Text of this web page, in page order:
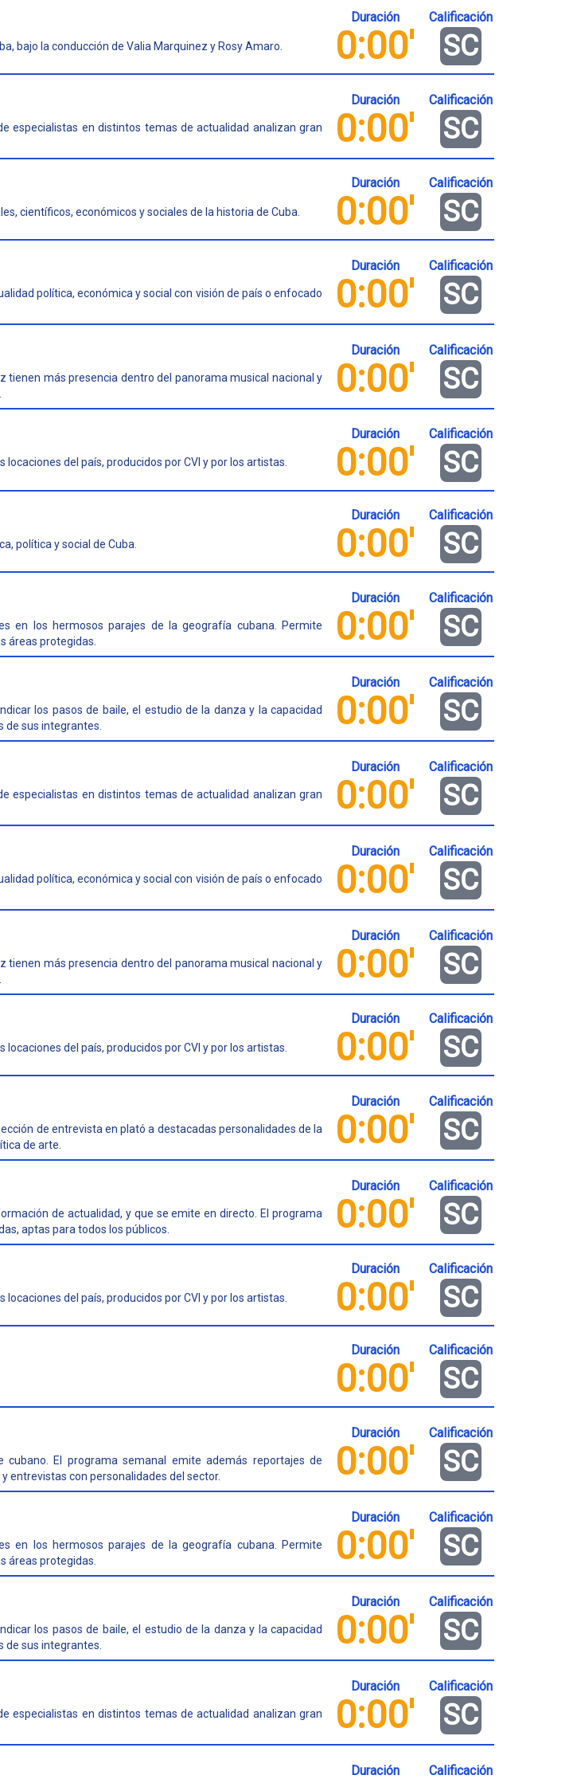
bajo la conducción de Valia Marquinez y Rosy Amaro.
Duración
0:00'
Calificación
SC
especialistas en distintos temas de actualidad analizan gran
Duración
0:00'
Calificación
SC
científicos, económicos y sociales de la historia de Cuba.
Duración
0:00'
Calificación
SC
política, económica y social con visión de país o enfocado
Duración
0:00'
Calificación
SC
tienen más presencia dentro del panorama musical nacional y
Duración
0:00'
Calificación
SC
del país, producidos por CVI y por los artistas.
Duración
0:00'
Calificación
SC
política y social de Cuba.
Duración
0:00'
Calificación
SC
en los hermosos parajes de la geografía cubana. Permite
áreas protegidas.
Duración
0:00'
Calificación
SC
los pasos de baile, el estudio de la danza y la capacidad
de sus integrantes.
Duración
0:00'
Calificación
SC
especialistas en distintos temas de actualidad analizan gran
Duración
0:00'
Calificación
SC
política, económica y social con visión de país o enfocado
Duración
0:00'
Calificación
SC
tienen más presencia dentro del panorama musical nacional y
Duración
0:00'
Calificación
SC
del país, producidos por CVI y por los artistas.
Duración
0:00'
Calificación
SC
de entrevista en plató a destacadas personalidades de la
de arte.
Duración
0:00'
Calificación
SC
de actualidad, y que se emite en directo. El programa
aptas para todos los públicos.
Duración
0:00'
Calificación
SC
del país, producidos por CVI y por los artistas.
Duración
0:00'
Calificación
SC
Duración
0:00'
Calificación
SC
El programa semanal emite además reportajes de
entrevistas con personalidades del sector.
Duración
0:00'
Calificación
SC
en los hermosos parajes de la geografía cubana. Permite
áreas protegidas.
Duración
0:00'
Calificación
SC
los pasos de baile, el estudio de la danza y la capacidad
de sus integrantes.
Duración
0:00'
Calificación
SC
especialistas en distintos temas de actualidad analizan gran
Duración
0:00'
Calificación
SC
Duración Calificación